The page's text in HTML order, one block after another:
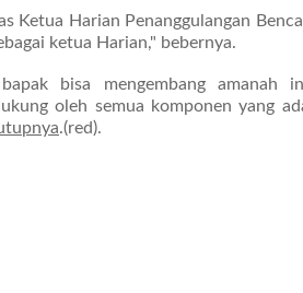
Ketua Harian Penanggulangan
ketua Harian," bebernya.
bisa mengembang amanah
oleh semua komponen yang
.(red).